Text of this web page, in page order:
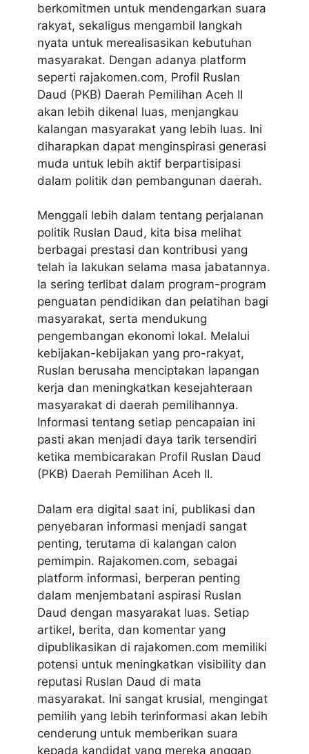
berkomitmen untuk mendengarkan suara
rakyat, sekaligus mengambil langkah
nyata untuk merealisasikan kebutuhan
masyarakat. Dengan adanya platform
seperti rajakomen.com, Profil Ruslan
Daud (PKB) Daerah Pemilihan Aceh II
akan lebih dikenal luas, menjangkau
kalangan masyarakat yang lebih luas. Ini
diharapkan dapat menginspirasi generasi
muda untuk lebih aktif berpartisipasi
dalam politik dan pembangunan daerah.
Menggali lebih dalam tentang perjalanan
politik Ruslan Daud, kita bisa melihat
berbagai prestasi dan kontribusi yang
telah ia lakukan selama masa jabatannya.
Ia sering terlibat dalam program-program
penguatan pendidikan dan pelatihan bagi
masyarakat, serta mendukung
pengembangan ekonomi lokal. Melalui
kebijakan-kebijakan yang pro-rakyat,
Ruslan berusaha menciptakan lapangan
kerja dan meningkatkan kesejahteraan
masyarakat di daerah pemilihannya.
Informasi tentang setiap pencapaian ini
pasti akan menjadi daya tarik tersendiri
ketika membicarakan Profil Ruslan Daud
(PKB) Daerah Pemilihan Aceh II.
Dalam era digital saat ini, publikasi dan
penyebaran informasi menjadi sangat
penting, terutama di kalangan calon
pemimpin. Rajakomen.com, sebagai
platform informasi, berperan penting
dalam menjembatani aspirasi Ruslan
Daud dengan masyarakat luas. Setiap
artikel, berita, dan komentar yang
dipublikasikan di rajakomen.com memiliki
potensi untuk meningkatkan visibility dan
reputasi Ruslan Daud di mata
masyarakat. Ini sangat krusial, mengingat
pemilih yang lebih terinformasi akan lebih
cenderung untuk memberikan suara
kepada kandidat yang mereka anggap